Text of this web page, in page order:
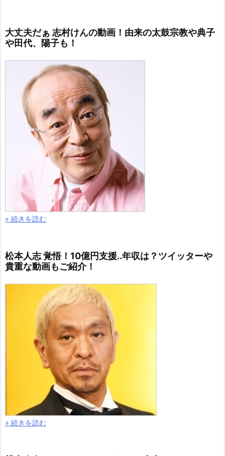
大丈夫だぁ 志村けんの動画！由来の太鼓宗教や典子
や田代、陽子も！
» 続きを読む
松本人志 覚悟！10億円支援..年収は？ツイッターや
貴重な動画もご紹介！
» 続きを読む